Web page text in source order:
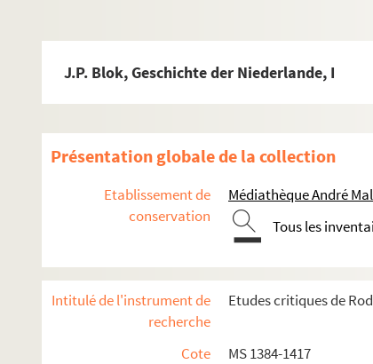
J.P. Blok, Geschichte der Niederlande, I
Présentation globale de la collection
Etablissement de
conservation
Médiathèque André
Tous les
Intitulé de l'instrument de
recherche
Etudes critiques de
Cote
MS 1384-1417
Baguenault de Puchesse, Mémoires de vie de
G. Le Poitevin, La liberté de la presse depuis la
Dr Cabanès, Napoléon jugé par un anglais
H.C. Lea, Histoire de l'Inquisition au M-Âge, I-II
H. Lehr, Les protestants d'autrefois ; Vie militaire
G. Knod, Die alten Matrikeln der Univ.